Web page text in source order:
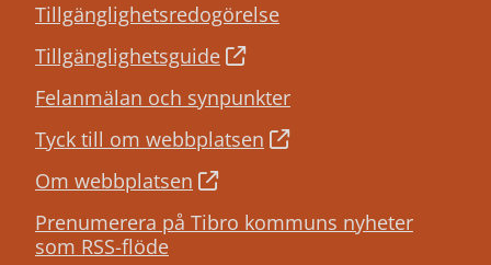
Tillgänglighetsredogörelse
Tillgänglighetsguide
Felanmälan och synpunkter
Tyck till om webbplatsen
Om webbplatsen
Prenumerera på Tibro kommuns nyheter
som RSS-flöde